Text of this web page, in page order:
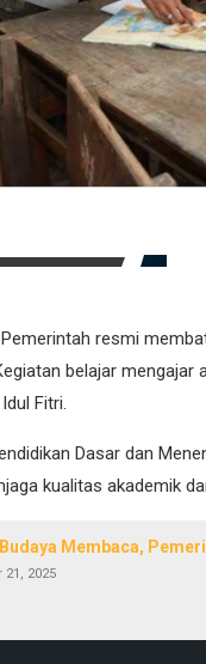
resmi
belajar
Fitri.
Dasar dan
kualitas akademik
Membaca,
2025